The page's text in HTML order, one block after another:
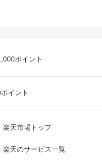
ポイント
イント
楽天市場トップ
楽天のサービス一覧